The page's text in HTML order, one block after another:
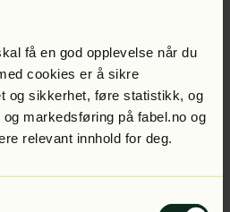
få en god opplevelse når du
cookies er å sikre
og sikkerhet, føre statistikk, og
markedsføring på fabel.no og
relevant innhold for deg.